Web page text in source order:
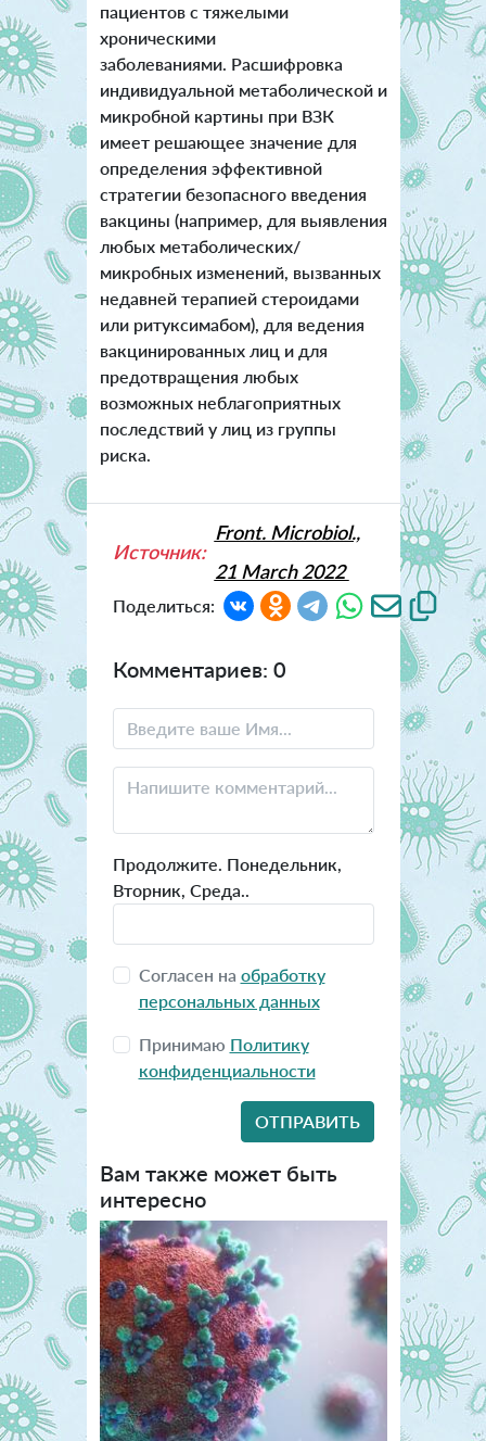
пациентов с тяжелыми
хроническими
заболеваниями. Расшифровка
индивидуальной метаболической и
микробной картины при ВЗК
имеет решающее значение для
определения эффективной
стратегии безопасного введения
вакцины (например, для выявления
любых метаболических/
микробных изменений, вызванных
недавней терапией стероидами
или ритуксимабом), для ведения
вакцинированных лиц и для
предотвращения любых
возможных неблагоприятных
последствий у лиц из группы
риска.
Источник:
Front. Microbiol.,
21 March 2022
Поделиться:
Комментариев: 0
Продолжите. Понедельник,
Вторник, Среда..
Согласен на обработку
персональных данных
Принимаю Политику
конфиденциальности
Вам также может быть
интересно